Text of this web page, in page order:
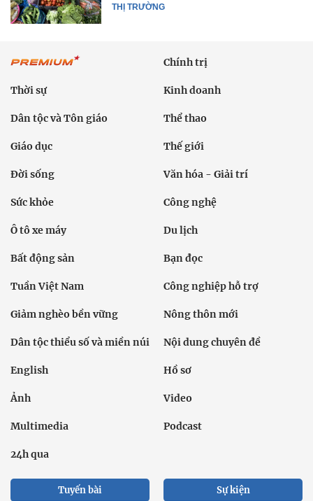
THỊ TRƯỜNG
Chính trị
Thời sự Kinh doanh
Dân tộc và Tôn giáo Thể thao
Giáo dục Thế giới
Đời sống Văn hóa - Giải trí
Sức khỏe Công nghệ
Ô tô xe máy Du lịch
Bất động sản Bạn đọc
Tuần Việt Nam Công nghiệp hỗ trợ
Giảm nghèo bền vững Nông thôn mới
Dân tộc thiểu số và miền núi Nội dung chuyên đề
English Hồ sơ
Ảnh Video
Multimedia Podcast
24h qua
Tuyến bài Sự kiện